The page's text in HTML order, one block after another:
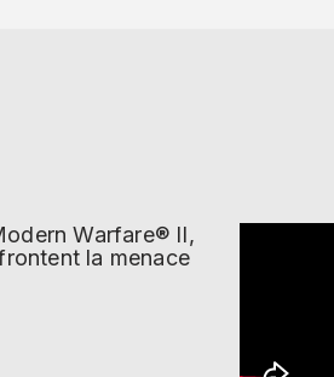
Warfare® II,
la menace